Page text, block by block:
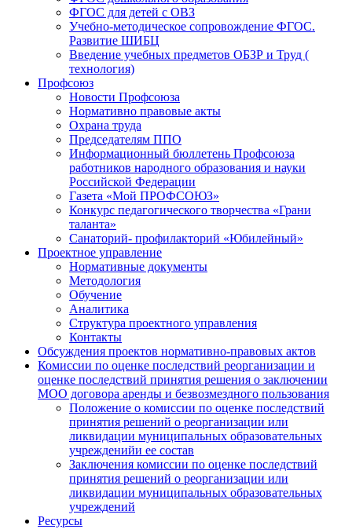
ФГОС для детей с ОВЗ
Учебно-методическое сопровождение ФГОС.
Развитие ШИБЦ
Введение учебных предметов ОБЗР и Труд (
технология)
Профсоюз
Новости Профсоюза
Нормативно правовые акты
Охрана труда
Председателям ППО
Информационный бюллетень Профсоюза
работников народного образования и науки
Российской Федерации
Газета «Мой ПРОФСОЮЗ»
Конкурс педагогического творчества «Грани
таланта»
Санаторий- профилакторий «Юбилейный»
Проектное управление
Нормативные документы
Методология
Обучение
Аналитика
Структура проектного управления
Контакты
Обсуждения проектов нормативно-правовых актов
Комиссии по оценке последствий реорганизации и
оценке последствий принятия решения о заключении
МОО договора аренды и безвозмездного пользования
Положение о комиссии по оценке последствий
принятия решений о реорганизации или
ликвидации муниципальных образовательных
учрежденийи ее состав
Заключения комиссии по оценке последствий
принятия решений о реорганизации или
ликвидации муниципальных образовательных
учреждений
Ресурсы